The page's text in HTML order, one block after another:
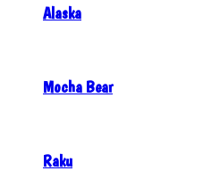
Alaska
Mocha Bear
Raku